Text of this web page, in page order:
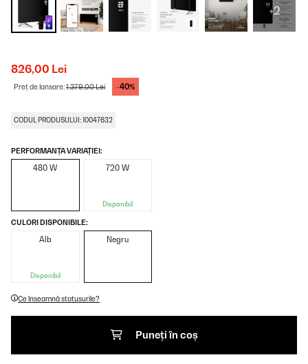
+2
826,00 Lei
Preț de lansare:1.379,00 Lei -40%
CODUL PRODUSULUI: 10047632
PERFORMANȚA VARIAȚIEI:
480 W 720 W
Disponibil
CULORI DISPONIBILE:
Alb
Disponibil
Negru
Ce înseamnă statusurile?
Puneți în coș